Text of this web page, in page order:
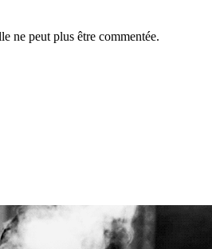
ne peut plus être commentée.